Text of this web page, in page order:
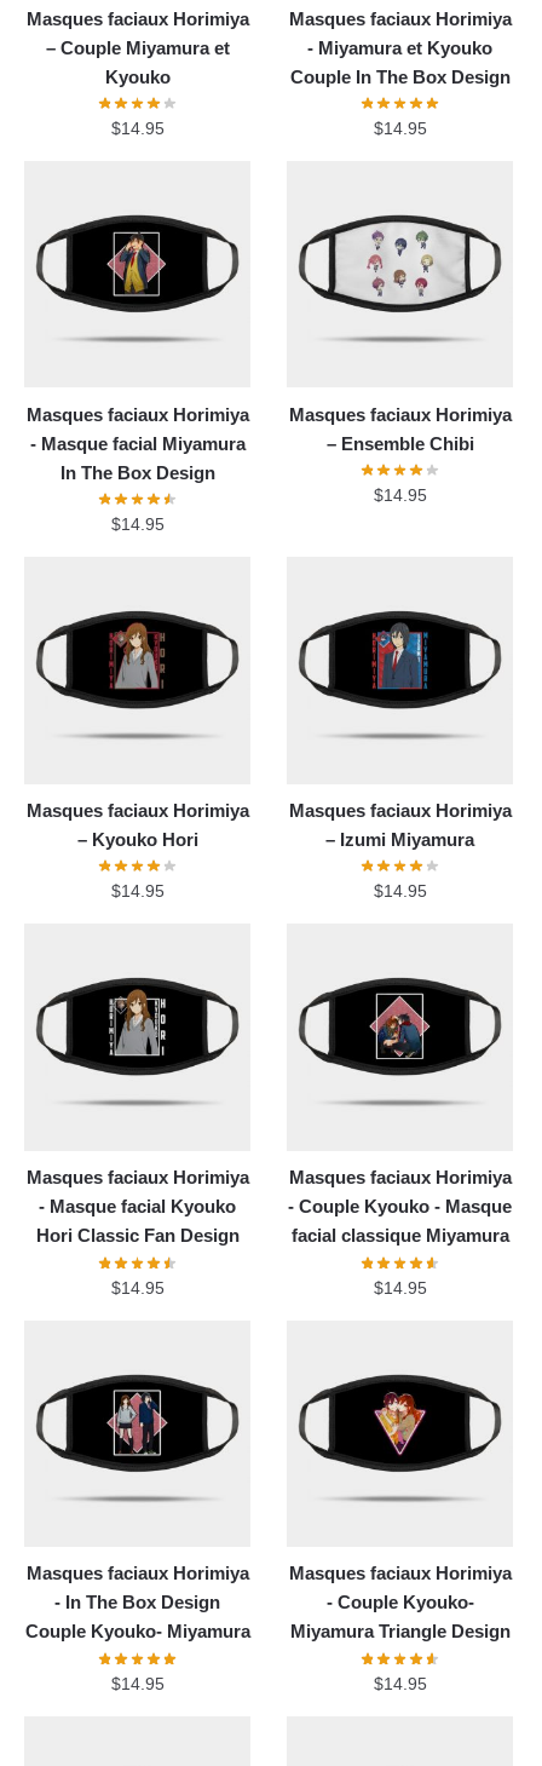
Masques faciaux Horimiya
– Couple Miyamura et
Kyouko
$14.95
Masques faciaux Horimiya
- Miyamura et Kyouko
Couple In The Box Design
$14.95
Masques faciaux Horimiya
- Masque facial Miyamura
In The Box Design
$14.95
Masques faciaux Horimiya
– Ensemble Chibi
$14.95
Masques faciaux Horimiya
– Kyouko Hori
$14.95
Masques faciaux Horimiya
– Izumi Miyamura
$14.95
Masques faciaux Horimiya
- Masque facial Kyouko
Hori Classic Fan Design
$14.95
Masques faciaux Horimiya
- Couple Kyouko - Masque
facial classique Miyamura
$14.95
Masques faciaux Horimiya
- In The Box Design
Couple Kyouko- Miyamura
$14.95
Masques faciaux Horimiya
- Couple Kyouko-
Miyamura Triangle Design
$14.95